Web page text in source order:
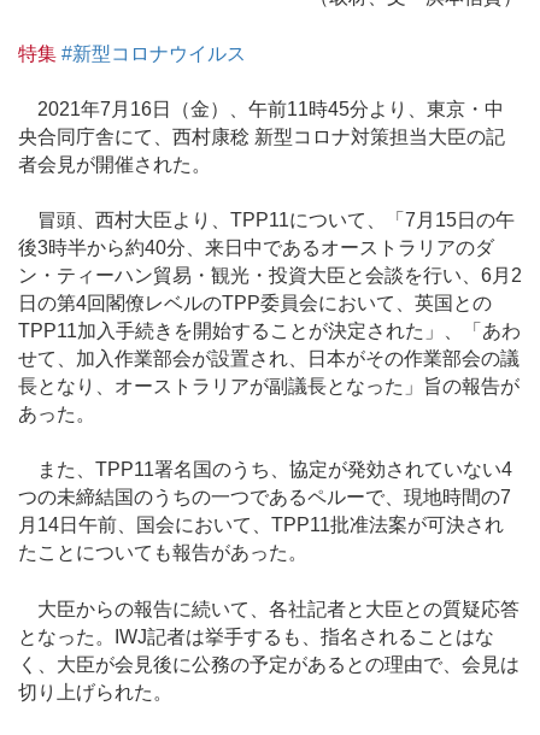
特集 #新型コロナウイルス
2021年7月16日（金）、午前11時45分より、東京・中
央合同庁舎にて、西村康稔 新型コロナ対策担当大臣の記
者会見が開催された。
冒頭、西村大臣より、TPP11について、「7月15日の午
後3時半から約40分、来日中であるオーストラリアのダ
ン・ティーハン貿易・観光・投資大臣と会談を行い、6月2
日の第4回閣僚レベルのTPP委員会において、英国との
TPP11加入手続きを開始することが決定された」、「あわ
せて、加入作業部会が設置され、日本がその作業部会の議
長となり、オーストラリアが副議長となった」旨の報告が
あった。
また、TPP11署名国のうち、協定が発効されていない4
つの未締結国のうちの一つであるペルーで、現地時間の7
月14日午前、国会において、TPP11批准法案が可決され
たことについても報告があった。
大臣からの報告に続いて、各社記者と大臣との質疑応答
となった。IWJ記者は挙手するも、指名されることはな
く、大臣が会見後に公務の予定があるとの理由で、会見は
切り上げられた。